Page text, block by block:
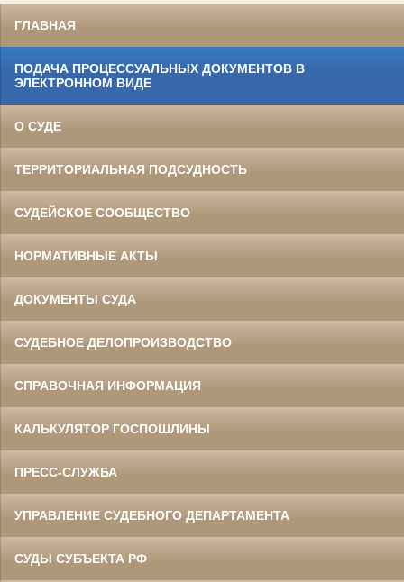
ГЛАВНАЯ
ПОДАЧА ПРОЦЕССУАЛЬНЫХ ДОКУМЕНТОВ В
ЭЛЕКТРОННОМ ВИДЕ
О СУДЕ
ТЕРРИТОРИАЛЬНАЯ ПОДСУДНОСТЬ
СУДЕЙСКОЕ СООБЩЕСТВО
НОРМАТИВНЫЕ АКТЫ
ДОКУМЕНТЫ СУДА
СУДЕБНОЕ ДЕЛОПРОИЗВОДСТВО
СПРАВОЧНАЯ ИНФОРМАЦИЯ
КАЛЬКУЛЯТОР ГОСПОШЛИНЫ
ПРЕСС-СЛУЖБА
УПРАВЛЕНИЕ СУДЕБНОГО ДЕПАРТАМЕНТА
СУДЫ СУБЪЕКТА РФ